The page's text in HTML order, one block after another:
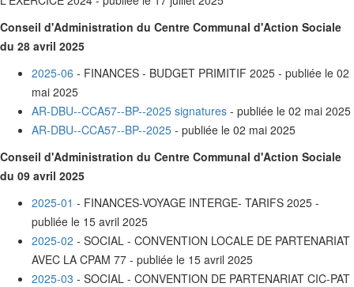
Conseil d'Administration du Centre Communal d'Action Sociale
du 28 avril 2025
2025-06 - FINANCES - BUDGET PRIMITIF 2025 - publiée le 02
mai 2025
AR-DBU--CCA57--BP--2025 signatures - publiée le 02 mai 2025
AR-DBU--CCA57--BP--2025 - publiée le 02 mai 2025
Conseil d'Administration du Centre Communal d'Action Sociale
du 09 avril 2025
2025-01 - FINANCES-VOYAGE INTERGE- TARIFS 2025 -
publiée le 15 avril 2025
2025-02 - SOCIAL - CONVENTION LOCALE DE PARTENARIAT
AVEC LA CPAM 77 - publiée le 15 avril 2025
2025-03 - SOCIAL - CONVENTION DE PARTENARIAT CIC-PAT